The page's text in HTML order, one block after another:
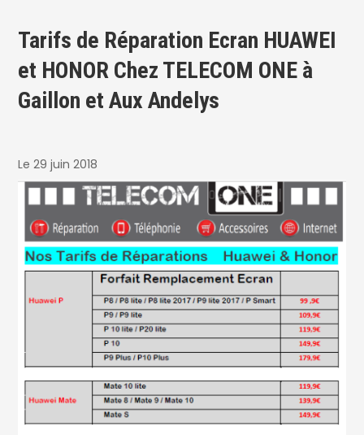
Tarifs de Réparation Ecran HUAWEI
et HONOR Chez TELECOM ONE à
Gaillon et Aux Andelys
Le 29 juin 2018